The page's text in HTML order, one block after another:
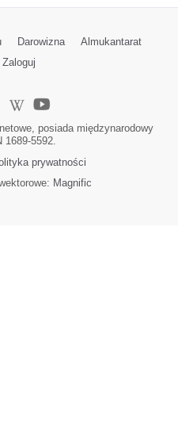
Darowizna
Almukantarat
Zaloguj
posiada międzynarodowy
1689-5592.
prywatności
Magnific